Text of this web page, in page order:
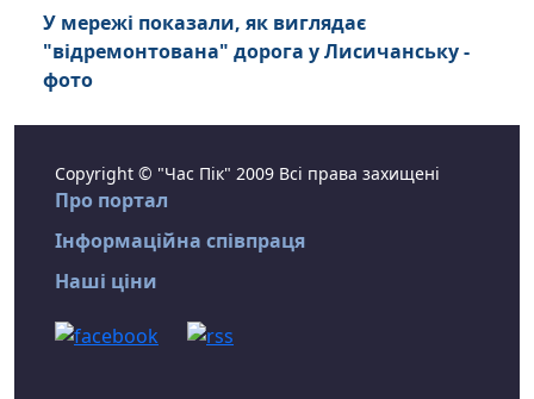
У мережі показали, як виглядає
"відремонтована" дорога у Лисичанську -
фото
Copyright © "Час Пік" 2009 Всі права захищені
Про портал
Інформаційна співпраця
Наші ціни